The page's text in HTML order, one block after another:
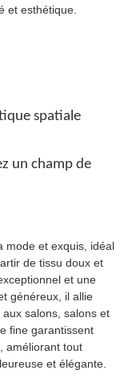
et esthétique.
spatiale
un champ de
mode et exquis, idéal
de tissu doux et
et une
généreux, il allie
salons, salons et
fine garantissent
améliorant tout
et élégante.